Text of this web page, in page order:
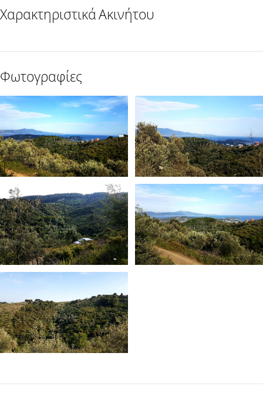
Χαρακτηριστικά Ακινήτου
Φωτογραφίες